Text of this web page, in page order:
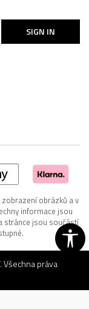
SIGN IN
obrázků a v
informace jsou
stránce jsou součástí
. Všechna práva